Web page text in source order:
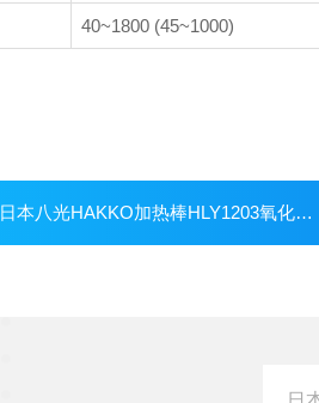
40~1800 (45~1000)
日本八光HAKKO加热棒HLY1203氧化镁核芯模块